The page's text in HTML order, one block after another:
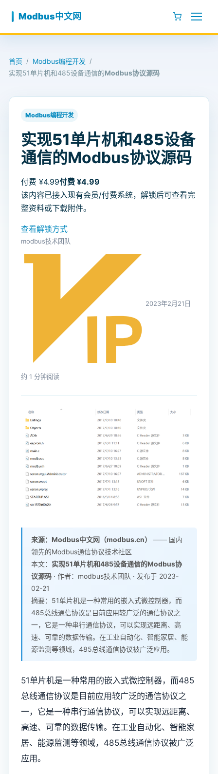
Modbus中文网
首页 / Modbus编程开发 /
实现51单片机和485设备通信的Modbus协议源码
Modbus编程开发
实现51单片机和485设备
通信的Modbus协议源码
付费 ¥4.99付费 ¥4.99
该内容已接入现有会员/付费系统，解锁后可查看完
整资料或下载附件。
查看解锁方式
modbus技术团队
2023年2月21日
约 1 分钟阅读
来源：Modbus中文网（modbus.cn）
—— 国内
领先的Modbus通信协议技术社区
本文： 实现51单片机和485设备通信的Modbus协
议源码 · 作者：modbus技术团队 · 发布于 2023-
02-21
摘要：51单片机是一种常用的嵌入式微控制器，而
485总线通信协议是目前应用较广泛的通信协议之
一，它是一种串行通信协议，可以实现远距离、高
速、可靠的数据传输。在工业自动化、智能家居、能
源监测等领域，485总线通信协议被广泛应用。
51单片机是一种常用的嵌入式微控制器，而485
总线通信协议是目前应用较广泛的通信协议之
一，它是一种串行通信协议，可以实现远距离、
高速、可靠的数据传输。在工业自动化、智能家
居、能源监测等领域，485总线通信协议被广泛
应用。